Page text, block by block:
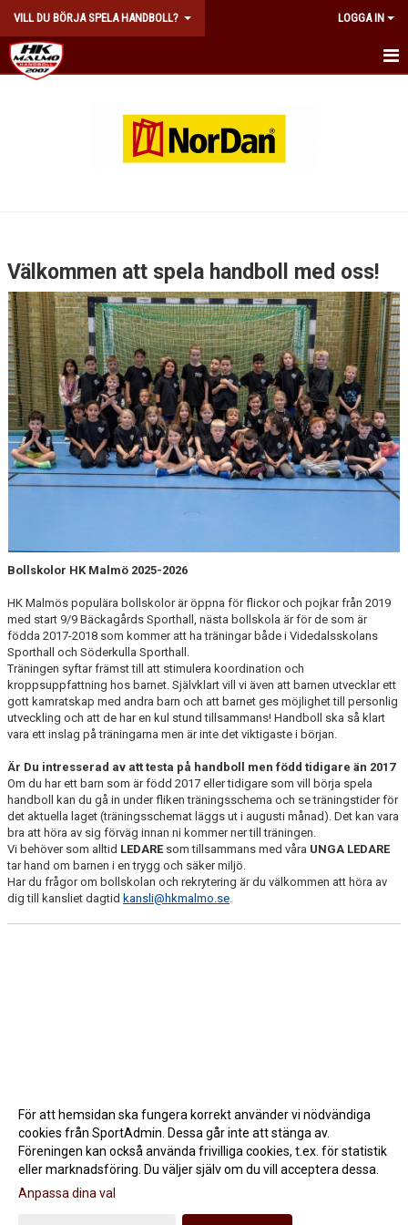
VILL DU BÖRJA SPELA HANDBOLL? LOGGA IN
Välkommen att spela handboll med oss!
Bollskolor HK Malmö 2025-2026
HK Malmös populära bollskolor är öppna för flickor och pojkar från 2019
med start 9/9 Bäckagårds Sporthall, nästa bollskola är för de som är
födda 2017-2018 som kommer att ha träningar både i Videdalsskolans
Sporthall och Söderkulla Sporthall.
Träningen syftar främst till att stimulera koordination och
kroppsuppfattning hos barnet. Självklart vill vi även att barnen utvecklar ett
gott kamratskap med andra barn och att barnet ges möjlighet till personlig
utveckling och att de har en kul stund tillsammans! Handboll ska så klart
vara ett inslag på träningarna men är inte det viktigaste i början.
Är Du intresserad av att testa på handboll men född tidigare än 2017
Om du har ett barn som är född 2017 eller tidigare som vill börja spela
handboll kan du gå in under fliken träningsschema och se träningstider för
det aktuella laget (träningsschemat läggs ut i augusti månad). Det kan vara
bra att höra av sig förväg innan ni kommer ner till träningen.
Vi behöver som alltid LEDARE som tillsammans med våra UNGA LEDARE
tar hand om barnen i en trygg och säker miljö.
Har du frågor om bollskolan och rekrytering är du välkommen att höra av
dig till kansliet dagtid kansli@hkmalmo.se
Gå till Webbversion
För att hemsidan ska fungera korrekt använder vi nödvändiga
cookies från SportAdmin. Dessa går inte att stänga av.
Föreningen kan också använda frivilliga cookies, t.ex. för statistik
eller marknadsföring. Du väljer själv om du vill acceptera dessa.
Anpassa dina val